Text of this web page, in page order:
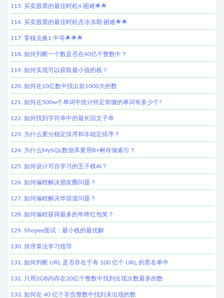
115. 买卖股票的最佳时机4 困难🌟🌟
116. 买卖股票的最佳时机含冷冻期 困难🌟🌟
117. 零钱兑换1 中等🌟🌟🌟
118. 如何判断一个数是否在40亿个整数中？
119. 如何实现可以获取最小值的栈？
120. 如何在10亿数中找出前1000大的数
121. 如何在500w个单词中统计特定前缀的单词有多少个?
122. 如何找到字符串中的最长回文子串
123. 为什么要分稳定排序和非稳定排序？
124. 为什么MySQL数据库要用B+树存储索引？
125. 如何设计可自学习的五子棋AI？
126. 如何编程解决朋友圈问题？
127. 如何编程解决华容道问题？
128. 如何编程获得最多的年终红包奖？
129. Shopee面试：最小栈的最优解
130. 排序算法学习指导
131. 如何判断 URL 是否存在于有 100 亿个 URL 的黑名单中
132. 只用2GB内存在20亿个整数中找到出现次数最多的数
133. 如何在 40 亿个非负整数中找到未出现的数